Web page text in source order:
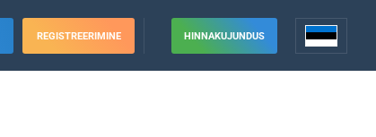
REGISTREERIMINE HINNAKUJUNDUS